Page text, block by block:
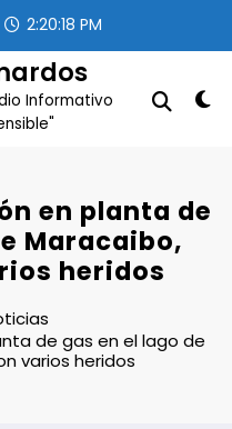
2:20:18 PM
Informativo
en planta de
Maracaibo,
heridos
de gas en el lago de
varios heridos